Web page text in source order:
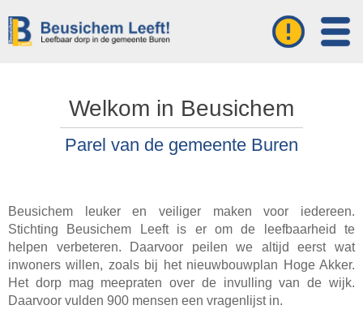
Welkom in Beusichem
Parel van de gemeente Buren
Beusichem leuker en veiliger maken voor iedereen.
Stichting Beusichem Leeft is er om de leefbaarheid te
helpen verbeteren. Daarvoor peilen we altijd eerst wat
inwoners willen, zoals bij het nieuwbouwplan Hoge Akker.
Het dorp mag meepraten over de invulling van de wijk.
Daarvoor vulden 900 mensen een vragenlijst in.